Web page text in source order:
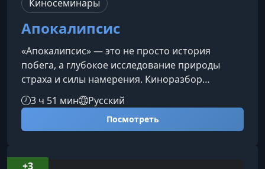
Киносеминары
Апокалипсис
«Апокалипсис» — это не просто история
побега, а глубокое исследование природы
страха и силы намерения. Киноразбор
помогает увидеть, как страх одновременно
разрушает и направляет человека,
превращаясь то в ловушку, то в источник
выстроенную на культе страха, где каждый
3 ч 51 мин Русский
Посмотреть
+3